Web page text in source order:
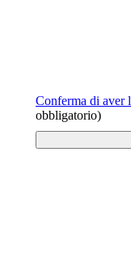
Conferma di aver
obbligatorio)